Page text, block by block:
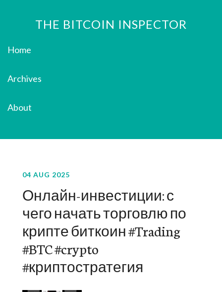
THE BITCOIN INSPECTOR
Home
Archives
About
04 AUG 2025
Онлайн-инвестиции: с
чего начать торговлю по
крипте биткоин #Trading
#BTC #crypto
#криптостратегия